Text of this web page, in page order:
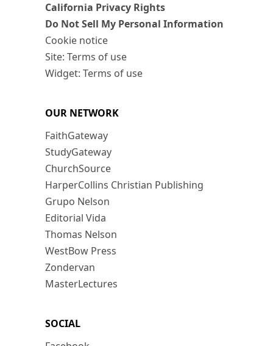
California Privacy Rights
Do Not Sell My Personal Information
Cookie notice
Site: Terms of use
Widget: Terms of use
OUR NETWORK
FaithGateway
StudyGateway
ChurchSource
HarperCollins Christian Publishing
Grupo Nelson
Editorial Vida
Thomas Nelson
WestBow Press
Zondervan
MasterLectures
SOCIAL